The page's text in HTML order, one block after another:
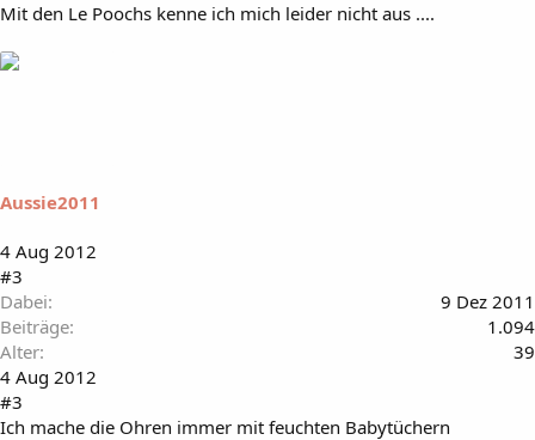
Mit den Le Poochs kenne ich mich leider nicht aus ....
Aussie2011
4 Aug 2012
#3
Dabei
9 Dez 2011
Beiträge
1.094
Alter
39
4 Aug 2012
#3
Ich mache die Ohren immer mit feuchten Babytüchern